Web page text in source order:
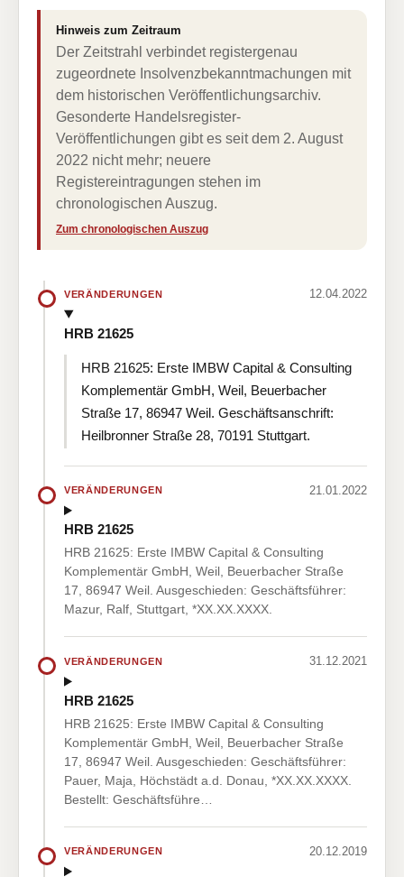
Hinweis zum Zeitraum
Der Zeitstrahl verbindet registergenau
zugeordnete Insolvenzbekanntmachungen mit
dem historischen Veröffentlichungsarchiv.
Gesonderte Handelsregister-
Veröffentlichungen gibt es seit dem 2. August
2022 nicht mehr; neuere
Registereintragungen stehen im
chronologischen Auszug.
Zum chronologischen Auszug
VERÄNDERUNGEN 12.04.2022
HRB 21625
HRB 21625: Erste IMBW Capital & Consulting
Komplementär GmbH, Weil, Beuerbacher
Straße 17, 86947 Weil. Geschäftsanschrift:
Heilbronner Straße 28, 70191 Stuttgart.
VERÄNDERUNGEN 21.01.2022
HRB 21625
HRB 21625: Erste IMBW Capital & Consulting
Komplementär GmbH, Weil, Beuerbacher Straße
17, 86947 Weil. Ausgeschieden: Geschäftsführer:
Mazur, Ralf, Stuttgart, *XX.XX.XXXX.
VERÄNDERUNGEN 31.12.2021
HRB 21625
HRB 21625: Erste IMBW Capital & Consulting
Komplementär GmbH, Weil, Beuerbacher Straße
17, 86947 Weil. Ausgeschieden: Geschäftsführer:
Pauer, Maja, Höchstädt a.d. Donau, *XX.XX.XXXX.
Bestellt: Geschäftsführe…
VERÄNDERUNGEN 20.12.2019